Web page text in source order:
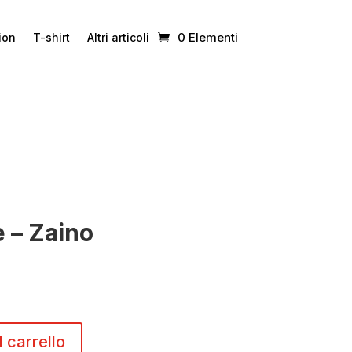
T-shirt Altri articoli 0 Elementi
– Zaino
carrello